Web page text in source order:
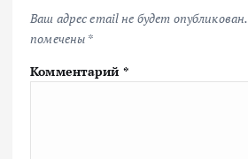
Ваш адрес email не будет опубликован.
помечены *
Комментарий *